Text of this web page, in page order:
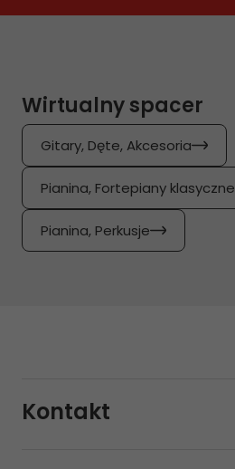
Wirtualny spacer
Gitary, Dęte, Akcesoria
Pianina, Fortepiany klasyczne
Pianina, Perkusje
Kontakt